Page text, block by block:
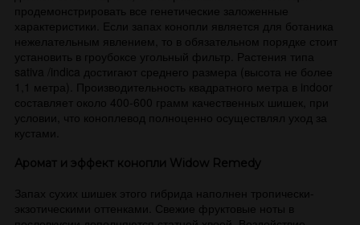
продемонстрировать все генетические заложенные
характеристики. Если запах конопли является для ботаника
нежелательным явлением, то в обязательном порядке стоит
установить в гроубоксе угольный фильтр. Растения типа
sativa /indica достигают среднего размера (высота не более
1,1 метра). Производительность квадратного метра в indoor
составляет около 400-600 грамм качественных шишек, при
условии, что коноплевод полноценно осуществлял уход за
кустами.
Аромат и эффект конопли Widow Remedy
Запах сухих шишек этого гибрида наполнен тропически-
экзотическими оттенками. Свежие фруктовые ноты в